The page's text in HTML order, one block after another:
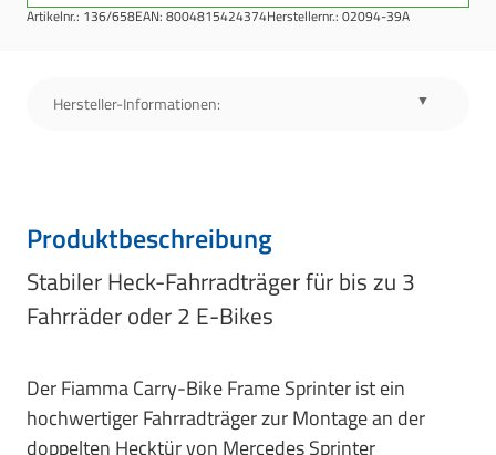
Artikelnr.: 136/658EAN: 8004815424374Herstellernr.: 02094-39A
Hersteller-Informationen:
Produktbeschreibung
Stabiler Heck-Fahrradträger für bis zu 3
Fahrräder oder 2 E-Bikes
Der Fiamma Carry-Bike Frame Sprinter ist ein
hochwertiger Fahrradträger zur Montage an der
doppelten Hecktür von Mercedes Sprinter